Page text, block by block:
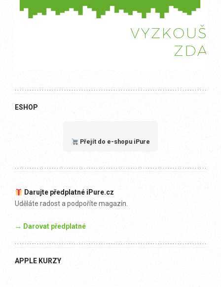
ESHOP
Přejít do e-shopu iPure
Darujte předplatné iPure.cz
Uděláte radost a podpoříte magazín.
→ Darovat předplatné
APPLE KURZY